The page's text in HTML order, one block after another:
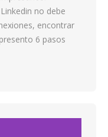
no debe
encontrar
6 pasos